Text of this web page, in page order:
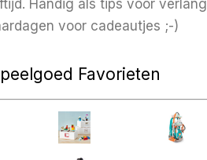
Handig als tips voor
voor cadeautjes ;-)
Favorieten